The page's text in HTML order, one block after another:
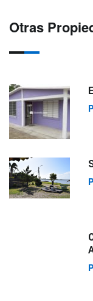
Otras